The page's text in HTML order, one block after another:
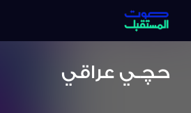
حچـي عراقي